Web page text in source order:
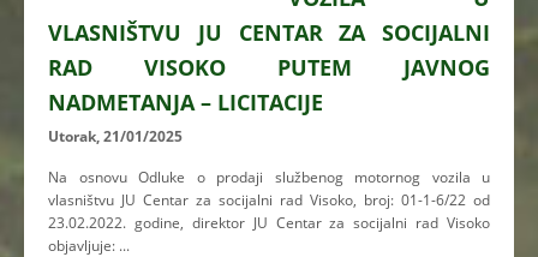
VLASNIŠTVU JU CENTAR ZA SOCIJALNI
RAD VISOKO PUTEM JAVNOG
NADMETANJA – LICITACIJE
Utorak, 21/01/2025
Na osnovu Odluke o prodaji službenog motornog vozila u
vlasništvu JU Centar za socijalni rad Visoko, broj: 01-1-6/22 od
23.02.2022. godine, direktor JU Centar za socijalni rad Visoko
objavljuje: ...